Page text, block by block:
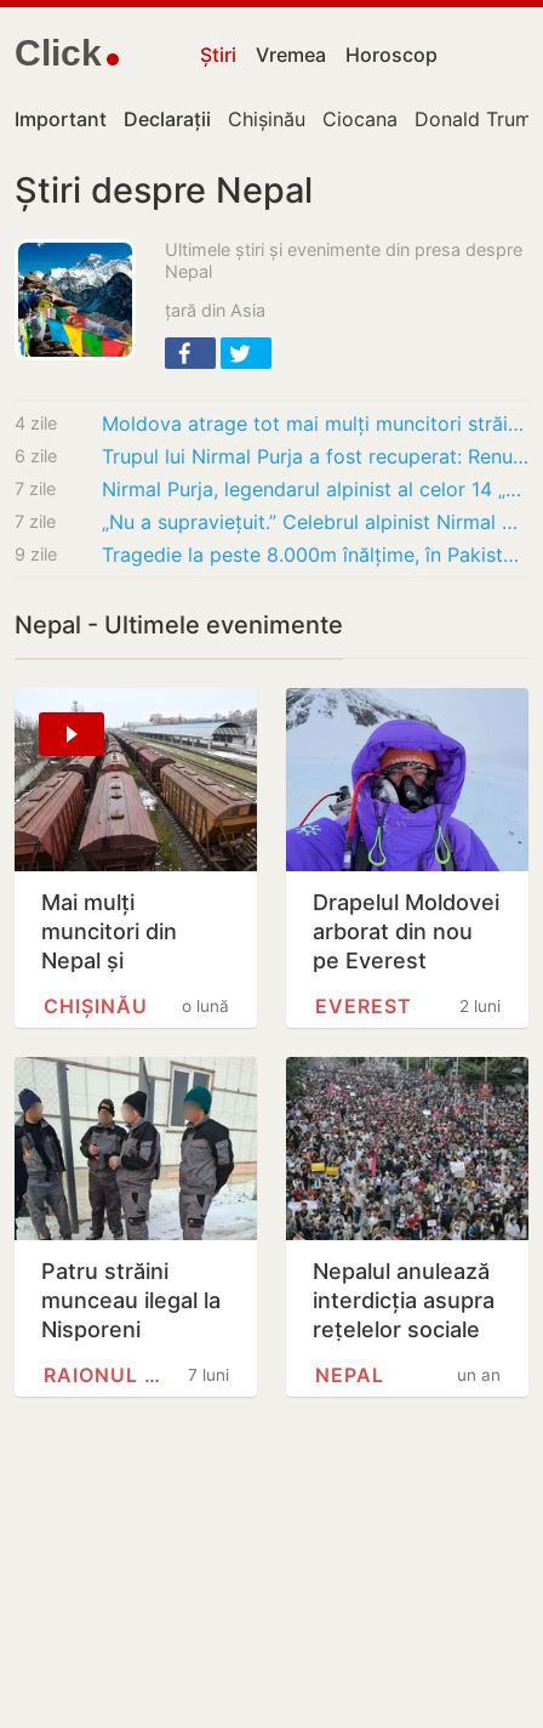
Click Știri Vremea Horoscop
Important Declarații Chișinău Ciocana Donald Trump
Știri despre Nepal
Ultimele știri și evenimente din presa despre
Nepal
țară din Asia
4 zile Moldova atrage tot mai mulți muncitori străini – Numărul permiselor de muncă s-a dublat în…
6 zile Trupul lui Nirmal Purja a fost recuperat: Renumitul alpinist a murit, alături de alți…
7 zile Nirmal Purja, legendarul alpinist al celor 14 „opt mii”, ucis de o avalanșă pe Broad Peak…
7 zile „Nu a supraviețuit.” Celebrul alpinist Nirmal Purja, declarat decedat pe Broad Peak, după…
9 zile Tragedie la peste 8.000m înălțime, în Pakistan. Patru alpiniști au fost găsiți morți după…
Nepal - Ultimele evenimente
Mai mulți
muncitori din
Nepal și
Bangladesh
trăiesc în vagoane
o lună
CHIȘINĂU
Drapelul Moldovei
arborat din nou
pe Everest
2 luni
EVEREST
Patru străini
munceau ilegal la
Nisporeni
7 luni
RAIONUL NISPORENI
Nepalul anulează
interdicția asupra
rețelelor sociale
soldate cu 19
un an
NEPAL